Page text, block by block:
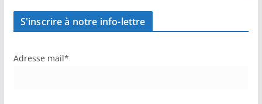
S'inscrire à notre info-lettre
Adresse mail*